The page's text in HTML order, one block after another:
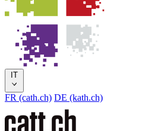
IT
FR (cath.ch) DE (kath.ch)